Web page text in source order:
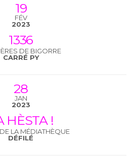
19
FÉV
2023
1336
DE BIGORRE
CARRÉ PY
28
JAN
2023
HÈSTA !
LA MÉDIATHÈQUE
DÉFILÉ